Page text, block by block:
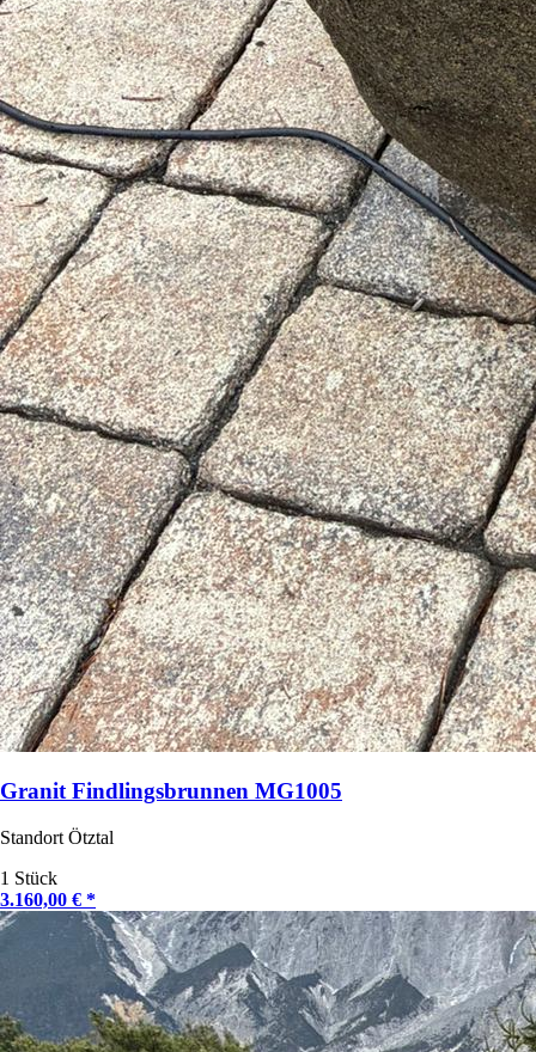
Granit Findlingsbrunnen MG1005
Standort Ötztal
1 Stück
3.160,00 € *